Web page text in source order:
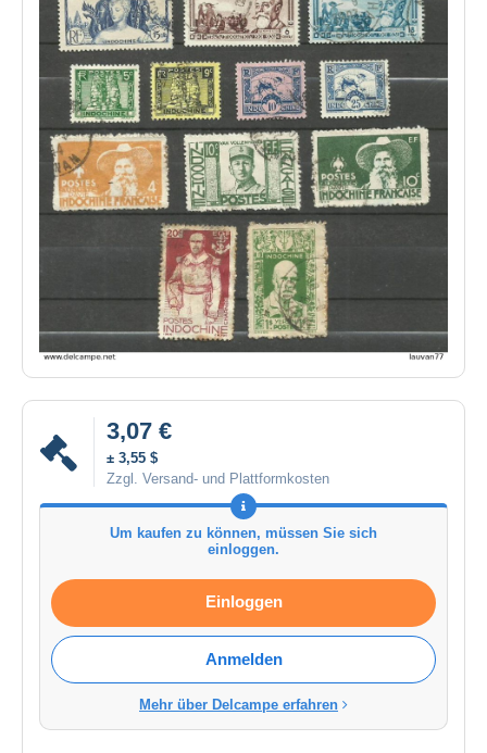
3,07 €
± 3,55 $
Zzgl. Versand- und Plattformkosten
Um kaufen zu können, müssen Sie sich
einloggen.
Einloggen
Anmelden
Mehr über Delcampe erfahren